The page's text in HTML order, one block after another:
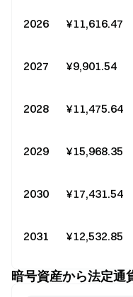
2026 ¥11,616.47
2027 ¥9,901.54
2028 ¥11,475.64
2029 ¥15,968.35
2030 ¥17,431.54
2031 ¥12,532.85
暗号資産から法定通